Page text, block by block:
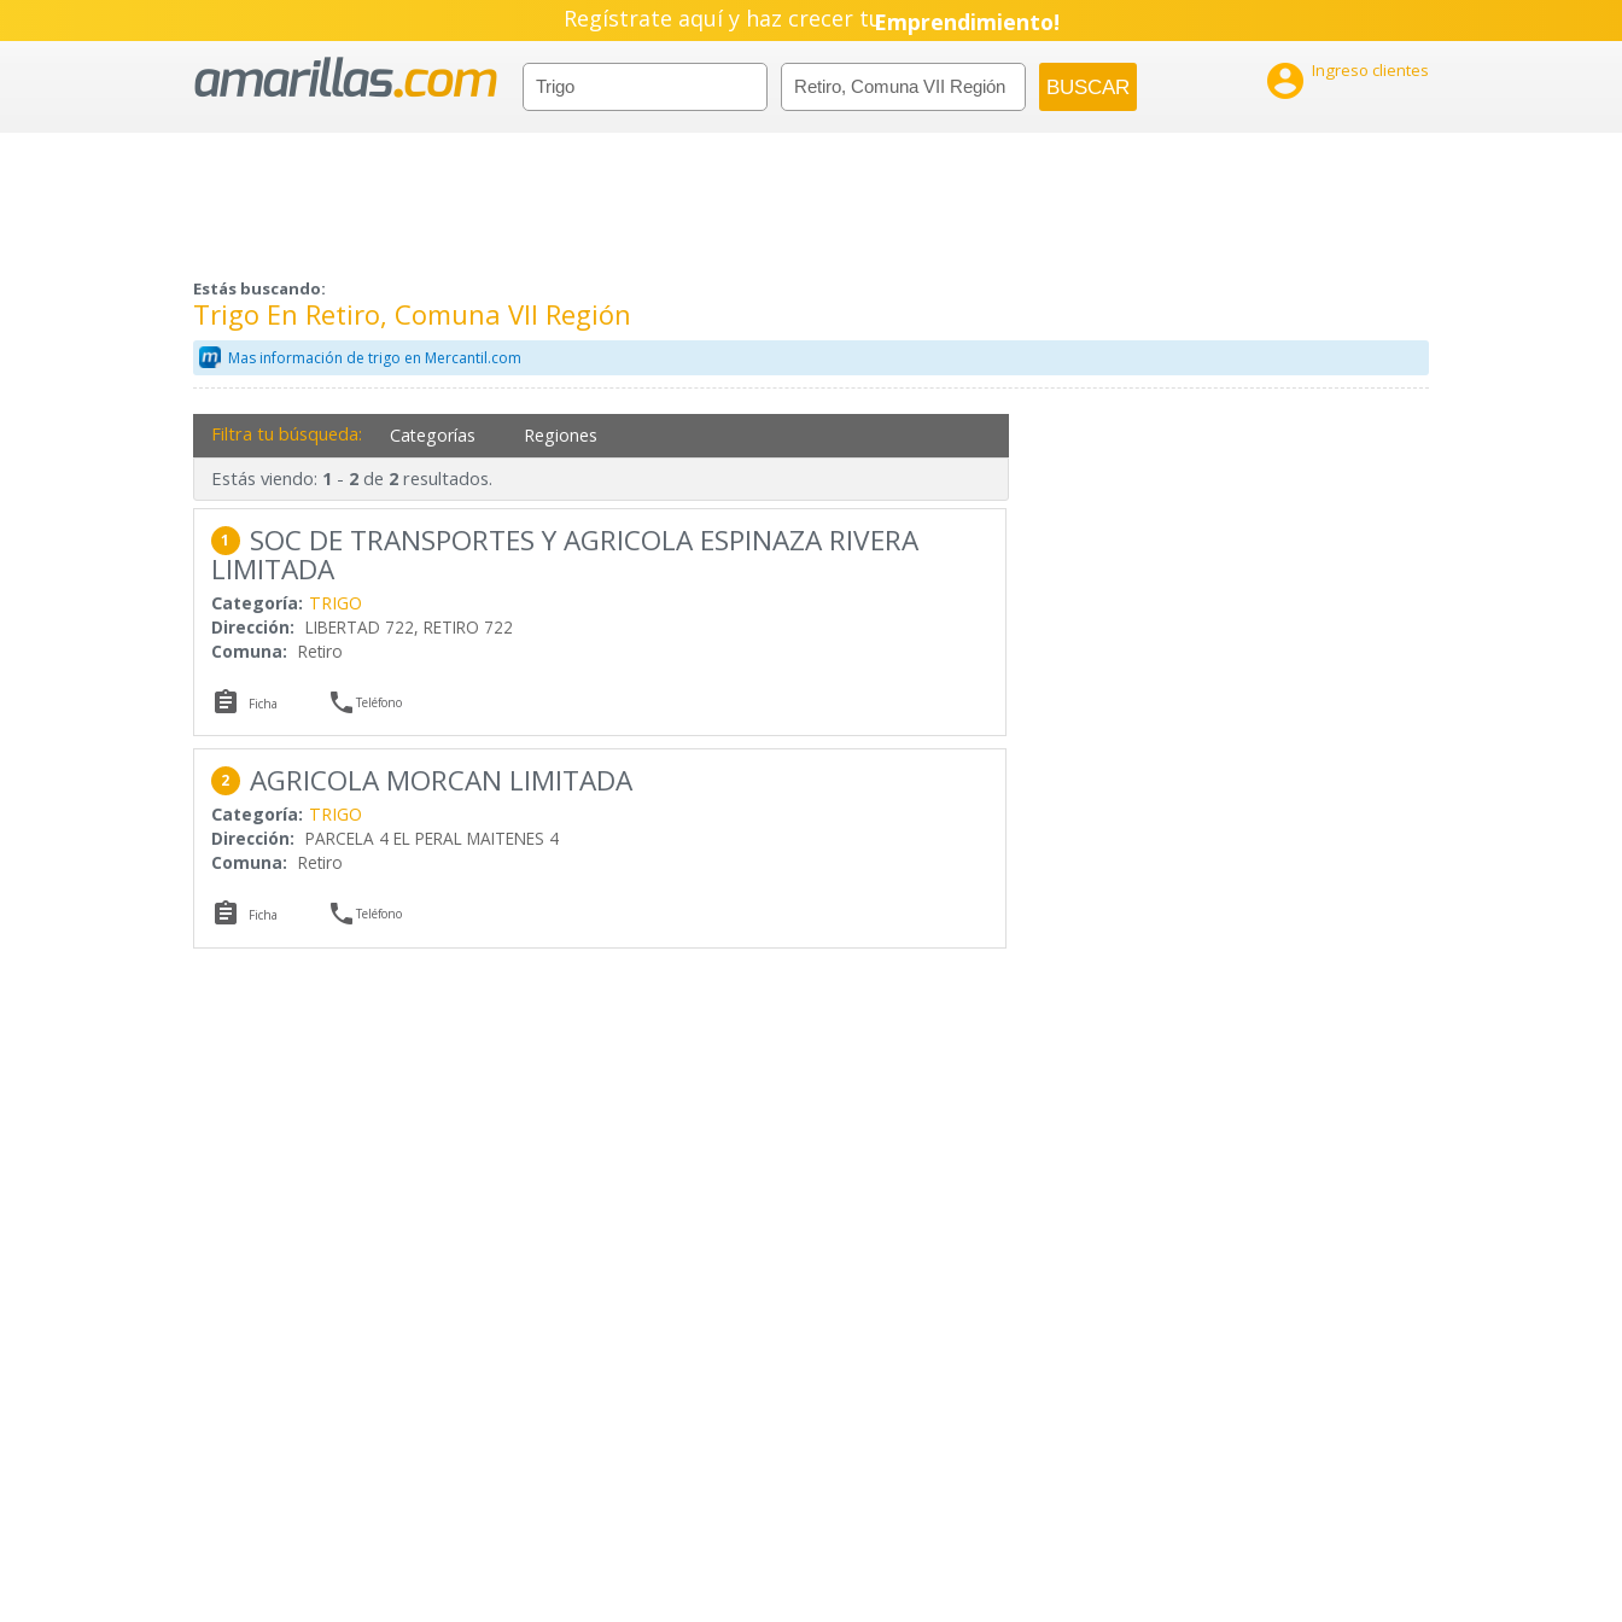
Regístrate aquí y haz crecer tuEmprendimiento!
 Ingreso clientes
Estás buscando:
Trigo En Retiro, Comuna VII Región
Mas información de trigo en Mercantil.com
Filtra tu búsqueda: Categorías Regiones
Estás viendo: 1 - 2de 2resultados.
1 SOC DE TRANSPORTES Y AGRICOLA ESPINAZA RIVERA
LIMITADA
Categoría: TRIGO
Dirección: LIBERTAD 722, RETIRO 722
Comuna: Retiro
 Ficha Teléfono
2 AGRICOLA MORCAN LIMITADA
Categoría: TRIGO
Dirección: PARCELA 4 EL PERAL MAITENES 4
Comuna: Retiro
 Ficha Teléfono